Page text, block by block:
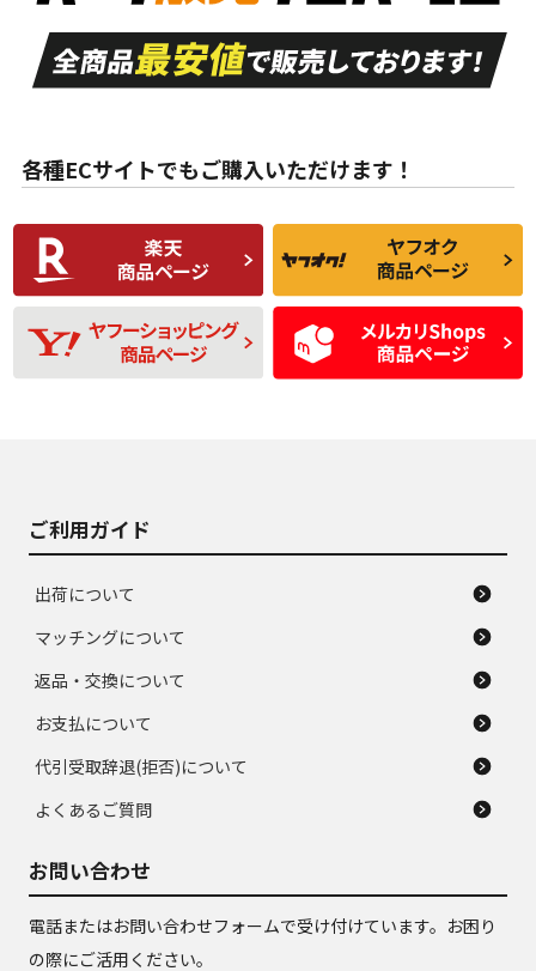
A
走行距離も少なく、
目立つ傷もほとんど
ない中古品
A
走行距離も少なく、
非常に状態の良い中
古品
な中古品
んどない中古品
C
比較的きれいな中古
品
C
られるが、使用に問
題のない中古品
D
使用感や目立つ傷が
あり、一般的な中古
品
D
残り溝も少なく、偏
磨耗がみられ、短期
間使用できるくらい
の中古品
各種ECサイトでもご購入いただけます！
ご利用ガイド
出荷について
マッチングについて
返品・交換について
お支払について
代引受取辞退(拒否)について
よくあるご質問
お問い合わせ
電話またはお問い合わせフォームで受け付けています。お困り
の際にご活用ください。